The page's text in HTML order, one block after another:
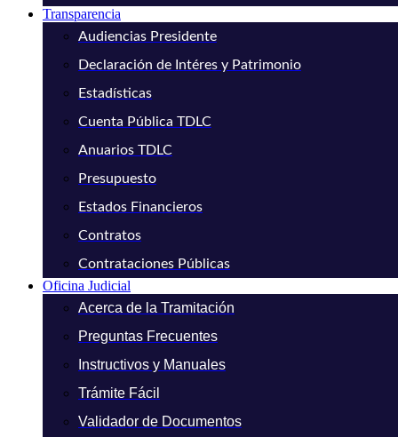
Transparencia
Audiencias Presidente
Declaración de Intéres y Patrimonio
Estadísticas
Cuenta Pública TDLC
Anuarios TDLC
Presupuesto
Estados Financieros
Contratos
Contrataciones Públicas
Oficina Judicial
Acerca de la Tramitación
Preguntas Frecuentes
Instructivos y Manuales
Trámite Fácil
Validador de Documentos